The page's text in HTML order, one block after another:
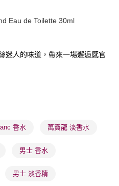
上免運費
將隨機分配至SF順豐速運或京東
以上免運費
Eau de Toilette 30ml
迷人的味道，帶來一場邂逅感官
香水 萬寶龍 淡香水
男士 香水
男士 淡香精